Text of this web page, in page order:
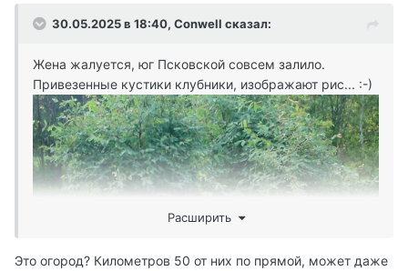
30.05.2025 в 18:40, Conwell сказал:
Жена жалуется, юг Псковской совсем залило.
Привезенные кустики клубники, изображают рис... :-)
Расширить
Это огород? Километров 50 от них по прямой, может даже